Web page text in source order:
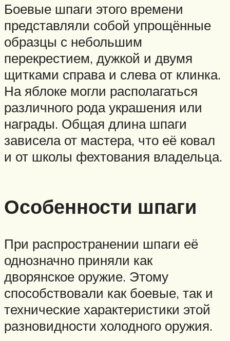
Боевые шпаги этого времени
представляли собой упрощённые
образцы с небольшим
перекрестием, дужкой и двумя
щитками справа и слева от клинка.
На яблоке могли располагаться
различного рода украшения или
награды. Общая длина шпаги
зависела от мастера, что её ковал
и от школы фехтования владельца.
Особенности шпаги
При распространении шпаги её
однозначно приняли как
дворянское оружие. Этому
способствовали как боевые, так и
технические характеристики этой
разновидности холодного оружия.